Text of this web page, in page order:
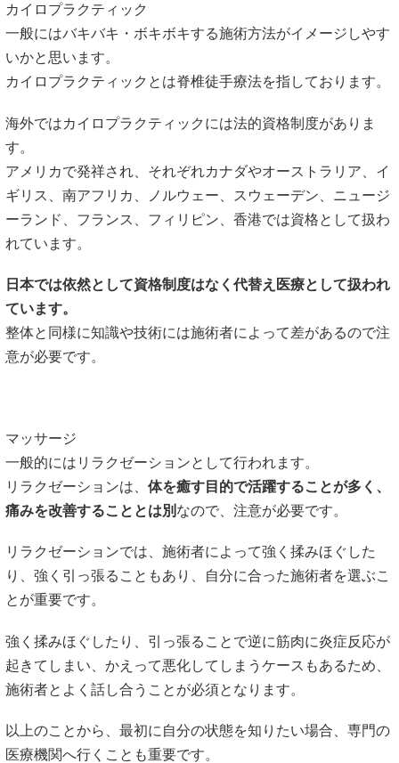
カイロプラクティック
一般にはバキバキ・ボキボキする施術方法がイメージしやす
いかと思います。
カイロプラクティックとは脊椎徒手療法を指しております。
海外ではカイロプラクティックには法的資格制度がありま
す。
アメリカで発祥され、それぞれカナダやオーストラリア、イ
ギリス、南アフリカ、ノルウェー、スウェーデン、ニュージ
ーランド、フランス、フィリピン、香港では資格として扱わ
れています。
日本では依然として資格制度はなく代替え医療として扱われ
ています。
整体と同様に知識や技術には施術者によって差があるので注
意が必要です。
マッサージ
一般的にはリラクゼーションとして行われます。
リラクゼーションは、 体を癒す目的で活躍することが多く、
痛みを改善することとは別 なので、注意が必要です。
リラクゼーションでは、施術者によって強く揉みほぐした
り、強く引っ張ることもあり、自分に合った施術者を選ぶこ
とが重要です。
強く揉みほぐしたり、引っ張ることで逆に筋肉に炎症反応が
起きてしまい、かえって悪化してしまうケースもあるため、
施術者とよく話し合うことが必須となります。
以上のことから、最初に自分の状態を知りたい場合、専門の
医療機関へ行くことも重要です。